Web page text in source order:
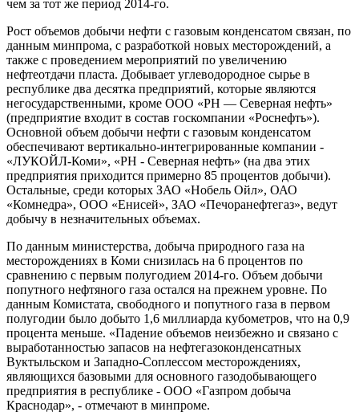
чем за тот же период 2014-го.
Рост объемов добычи нефти с газовым конденсатом связан, по
данным минпрома, с разработкой новых месторождений, а
также с проведением мероприятий по увеличению
нефтеотдачи пласта. Добывает углеводородное сырье в
республике два десятка предприятий, которые являются
негосударственными, кроме ООО «РН — Северная нефть»
(предприятие входит в состав госкомпании «Роснефть»).
Основной объем добычи нефти с газовым конденсатом
обеспечивают вертикально-интегрированные компании -
«ЛУКОЙЛ-Коми», «РН - Северная нефть» (на два этих
предприятия приходится примерно 85 процентов добычи).
Остальные, среди которых ЗАО «Нобель Ойл», ОАО
«Комнедра», ООО «Енисей», ЗАО «Печоранефтегаз», ведут
добычу в незначительных объемах.
По данным министерства, добыча природного газа на
месторождениях в Коми снизилась на 6 процентов по
сравнению с первым полугодием 2014-го. Объем добычи
попутного нефтяного газа остался на прежнем уровне. По
данным Комистата, свободного и попутного газа в первом
полугодии было добыто 1,6 миллиарда кубометров, что на 0,9
процента меньше. «Падение объемов неизбежно и связано с
выработанностью запасов на нефтегазоконденсатных
Вуктыльском и Западно-Соплессом месторождениях,
являющихся базовыми для основного газодобывающего
предприятия в республике - ООО «Газпром добыча
Краснодар», - отмечают в минпроме.